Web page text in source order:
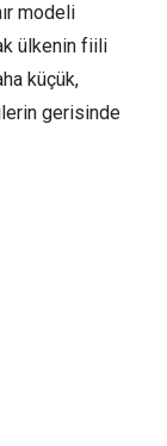
modeli
ülkenin fiili
küçük,
gerisinde